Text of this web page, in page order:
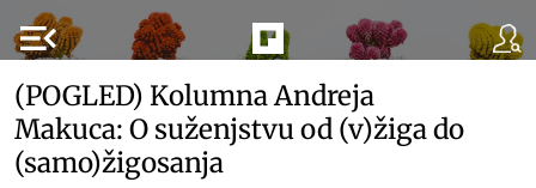
menu_open
(POGLED) Kolumna Andreja
Makuca: O suženjstvu od (v)žiga do
(samo)žigosanja